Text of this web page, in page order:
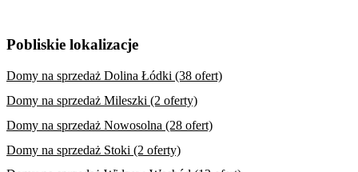
Pobliskie lokalizacje
Domy na sprzedaż Dolina Łódki (38 ofert)
Domy na sprzedaż Mileszki (2 oferty)
Domy na sprzedaż Nowosolna (28 ofert)
Domy na sprzedaż Stoki (2 oferty)